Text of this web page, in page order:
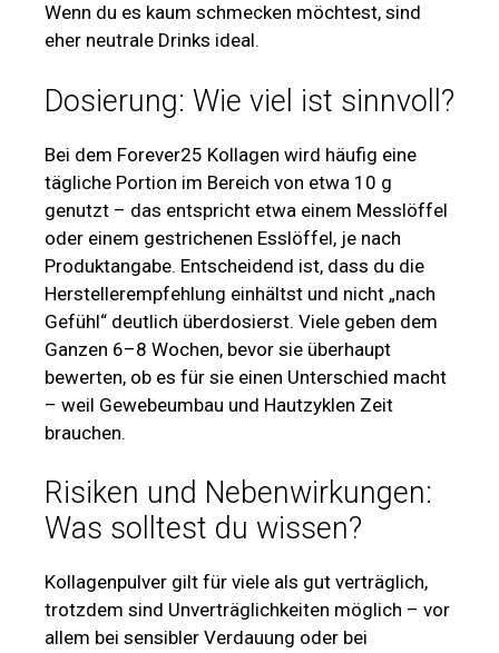
Wenn du es kaum schmecken möchtest, sind
eher neutrale Drinks ideal.
Dosierung: Wie viel ist sinnvoll?
Bei dem Forever25 Kollagen wird häufig eine
tägliche Portion im Bereich von etwa 10 g
genutzt – das entspricht etwa einem Messlöffel
oder einem gestrichenen Esslöffel, je nach
Produktangabe. Entscheidend ist, dass du die
Herstellerempfehlung einhältst und nicht „nach
Gefühl“ deutlich überdosierst. Viele geben dem
Ganzen 6–8 Wochen, bevor sie überhaupt
bewerten, ob es für sie einen Unterschied macht
– weil Gewebeumbau und Hautzyklen Zeit
brauchen.
Risiken und Nebenwirkungen:
Was solltest du wissen?
Kollagenpulver gilt für viele als gut verträglich,
trotzdem sind Unverträglichkeiten möglich – vor
allem bei sensibler Verdauung oder bei